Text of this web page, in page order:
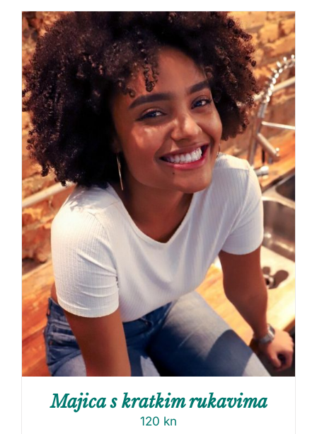
Majica s kratkim rukavima
120 kn